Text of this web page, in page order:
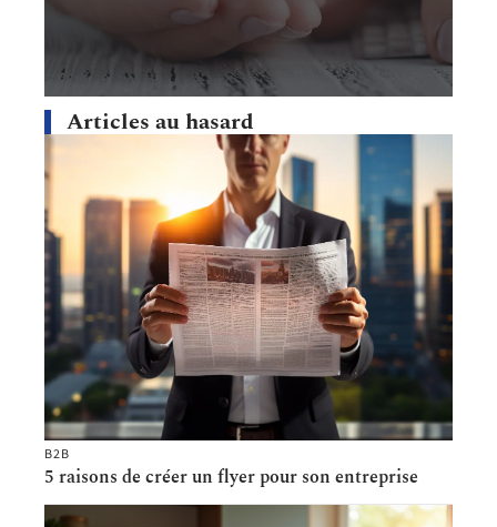
Articles au hasard
B2B
5 raisons de créer un flyer pour son entreprise